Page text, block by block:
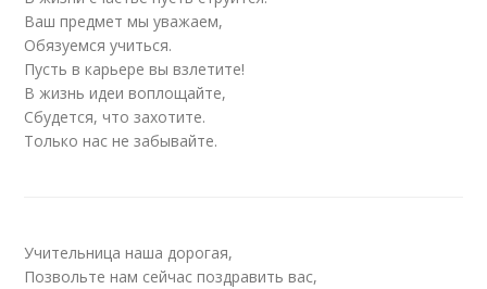
Ваш предмет мы уважаем,
Обязуемся учиться.
Пусть в карьере вы взлетите!
В жизнь идеи воплощайте,
Сбудется, что захотите.
Только нас не забывайте.
Учительница наша дорогая,
Позвольте нам сейчас поздравить вас,